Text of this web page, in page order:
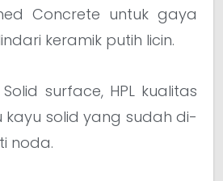
Concrete untuk gaya
keramik putih licin.
Solid surface, HPL kualitas
kayu solid yang sudah di-
noda.